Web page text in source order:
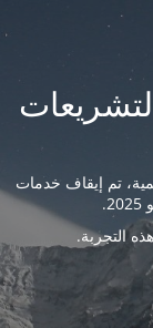
تم إيقاف خدمات
التجربة.